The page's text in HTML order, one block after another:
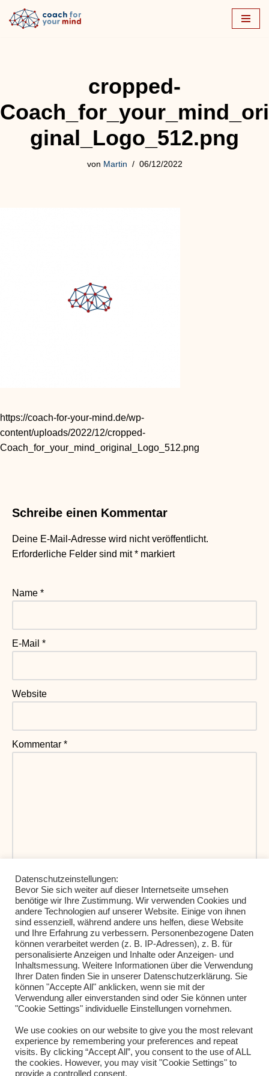
cropped-
Coach_for_your_mind_ori
ginal_Logo_512.png
von Martin 06/12/2022
https://coach-for-your-mind.de/wp-
content/uploads/2022/12/cropped-
Coach_for_your_mind_original_Logo_512.png
Schreibe einen Kommentar
Deine E-Mail-Adresse wird nicht veröffentlicht.
Erforderliche Felder sind mit* markiert
Name *
E-Mail *
Website
Kommentar *
Meinen Namen, meine E-Mail-Adresse und meine
Website in diesem Browser für die nächste
Kommentierung speichern.
Datenschutzeinstellungen:
Bevor Sie sich weiter auf dieser Internetseite umsehen
benötige wir Ihre Zustimmung. Wir verwenden Cookies und
andere Technologien auf unserer Website. Einige von ihnen
sind essenziell, während andere uns helfen, diese Website
und Ihre Erfahrung zu verbessern. Personenbezogene Daten
können verarbeitet werden (z. B. IP-Adressen), z. B. für
personalisierte Anzeigen und Inhalte oder Anzeigen- und
Inhaltsmessung. Weitere Informationen über die Verwendung
Ihrer Daten finden Sie in unserer Datenschutzerklärung. Sie
können "Accepte All" anklicken, wenn sie mit der
Verwendung aller einverstanden sind oder Sie können unter
"Cookie Settings" individuelle Einstellungen vornehmen.
We use cookies on our website to give you the most relevant
experience by remembering your preferences and repeat
visits. By clicking “Accept All”, you consent to the use of ALL
the cookies. However, you may visit "Cookie Settings" to
provide a controlled consent.